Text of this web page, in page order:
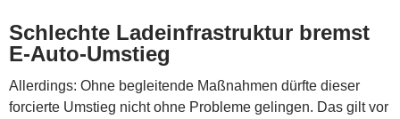
Schlechte Ladeinfrastruktur bremst
E-Auto-Umstieg
Allerdings: Ohne begleitende Maßnahmen dürfte dieser
forcierte Umstieg nicht ohne Probleme gelingen. Das gilt vor